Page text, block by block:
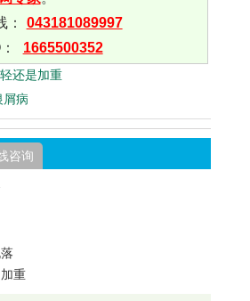
：
043181089997
1665500352
还是加重
屑病
咨询
重